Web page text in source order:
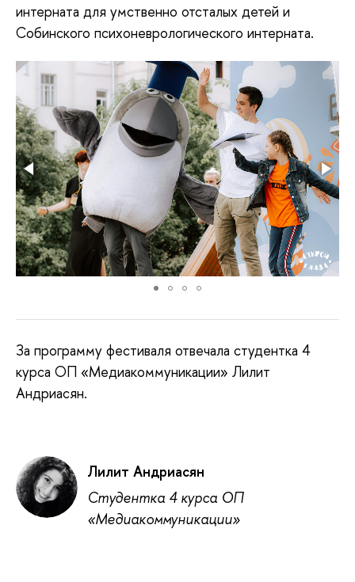
интерната для умственно отсталых детей и
Собинского психоневрологического интерната.
За программу фестиваля отвечала студентка 4
курса ОП «Медиакоммуникации» Лилит
Андриасян.
Лилит Андриасян
Студентка 4 курса ОП
«Медиакоммуникации»